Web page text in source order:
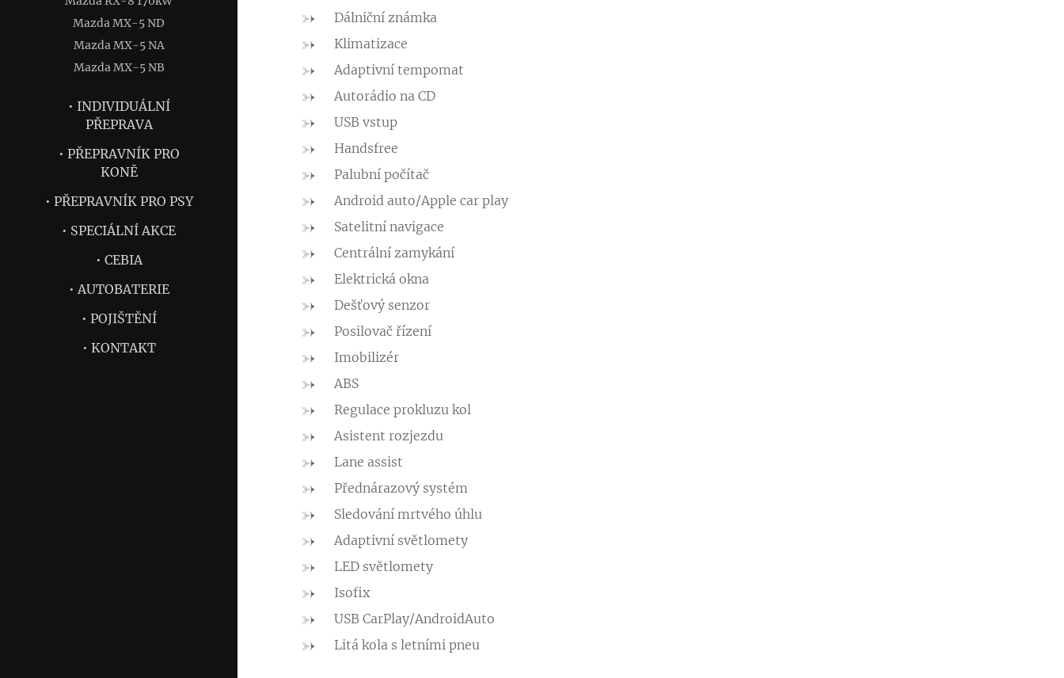
Mazda MX-5 ND
Mazda MX-5 NA
Mazda MX-5 NB
• INDIVIDUÁLNÍ
PŘEPRAVA
• PŘEPRAVNÍK PRO
KONĚ
• PŘEPRAVNÍK PRO PSY
• SPECIÁLNÍ AKCE
• CEBIA
• AUTOBATERIE
• POJIŠTĚNÍ
• KONTAKT
Dálniční známka
Klimatizace
Adaptivní tempomat
Autorádio na CD
USB vstup
Handsfree
Palubní počítač
Android auto/Apple car play
Satelitní navigace
Centrální zamykání
Elektrická okna
Dešťový senzor
Posilovač řízení
Imobilizér
ABS
Regulace prokluzu kol
Asistent rozjezdu
Lane assist
Přednárazový systém
Sledování mrtvého úhlu
Adaptivní světlomety
LED světlomety
Isofix
USB CarPlay/AndroidAuto
Litá kola s letními pneu